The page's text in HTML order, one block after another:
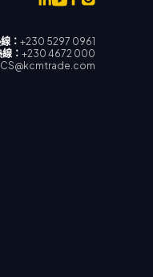
： +230 5297 0961
： +230 4672 000
CS@kcmtrade.com